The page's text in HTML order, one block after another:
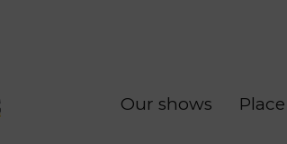
Our shows